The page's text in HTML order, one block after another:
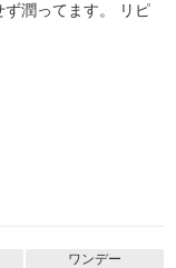
潤ってます。 リピ
ワンデー